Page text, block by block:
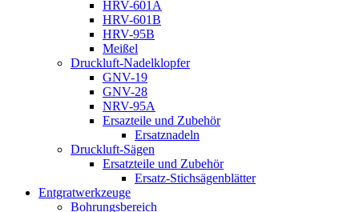
HRV-601A
HRV-601B
HRV-95B
Meißel
Druckluft-Nadelklopfer
GNV-19
GNV-28
NRV-95A
Ersazteile und Zubehör
Ersatznadeln
Druckluft-Sägen
Ersatzteile und Zubehör
Ersatz-Stichsägenblätter
Entgratwerkzeuge
Bohrungsbereich